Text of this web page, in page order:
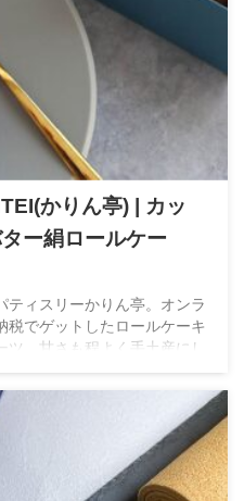
かりん亭) | カッ
ー絹ロールケー
ィスリーかりん亭。オンラ
でゲットしたロールケーキ
。甘さも程よく手土産にし